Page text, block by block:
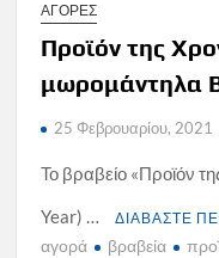
ΑΓΟΡΕΣ
Προϊόν της
μωρομάντηλα
25 Φεβρουαρίου, 2021
Το βραβείο «Προϊόν
Year) …
ΔΙΑΒΑΣΤΕ
αγορά βραβεία